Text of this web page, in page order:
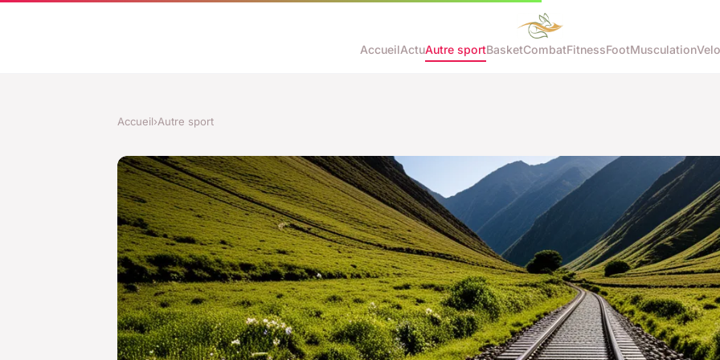
AccueilActuAutre sportBasketCombatFitnessFootMusculationVelo
Accueil›Autre sport